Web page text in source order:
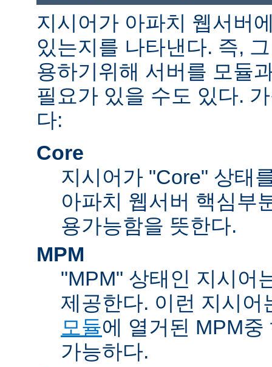
지시어가 아파치 웹서버
있는지를 나타낸다. 즉,
용하기위해 서버를 모듈
필요가 있을 수도 있다.
다:
Core
지시어가 "Core" 상태
아파치 웹서버 핵심부
용가능함을 뜻한다.
MPM
"MPM" 상태인 지시어
제공한다. 이런 지시어
모듈에 열거된 MPM
가능하다.